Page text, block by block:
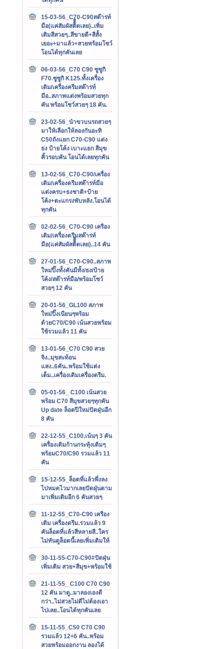
15-03-56_C70-C90สต๊ารท์
มือ(แค่สัมผัสติิิิดเลย)..เพิ่ม
เติมสีสวยๆ..สีขายดี+สีสั้ง
เยอะ+มาแล้ว+สวยพร้อมโชว์
โอนได้ทุกคันเลย
06-03-56_C70 C90 ซูซูกิ
F70.ซูซูกิ K125.ทั้งเครื่อง
เดิม/เครื่องครีมสต๊ารท์
มือ..สภาพแต่งพร้อมสวยทุก
คัน พร้อมโชว์สวยๆ 18 คัน.
23-02-56_นำขวบนรถสวยๆ
มาให้เลือกให้ลองกันอะทิ
C50ถังแยก C70-C90 แต่ง
ธง ป้ายโค้ง เบาะแยก สีมุข
คิ้วรอบคัน โอนได้เลยทุกคัน
13-02-56_C70-C90/เครื่อง
เดิม/เครื่องดรีมสต๊ารท์มือ
แต่งครบ+ธงชาติ+ป้าย
โค้ง+ตะแกรงพับหลัง.โอนได้
ทุกคัน
02-02-56_C70-C90 เครือง
เดิม/เครื่องดรีมสต๊ารท์
มือ(แค่สัมผัสติิิิดเลย)..14 คัน
27-01-56_C70-C90..สภาพ
ใหม่ปิ๊งทั้งคันมีทั้ง/ธง/ป้าย
โค้ง/สต๊ารท์มือ/พร้อมโชว์
สวยๆ 12 คัน
20-01-56_GL100 สภาพ
ใหม่ปิ๊งเนียนๆพร้อม
ด้วยC70/C90 เน้นสวยพร้อม
ใช้รวมแล้ว 11 คัน
13-01-56_C70 C90 สวย
จิง..มุขสะท้อน
แสง..6คัน..พร้อมใช้แต่ง
เต็ม..เครื่องเดิมเครื่องดรีม.
05-01-56_ C100 เน้นสวย
พร้อม C70 สีมุขสวยๆทุกคัน
Up date ล็อตปีใหม่ปัดฝุ่นอีก
8 คัน
22-12-55_C100.เน้นๆ 3 คัน
เครื่องเดิมก้านกระทุ้งเดิมๆ
พร้อมC70/C90 รวมแล้ว 11
คัน
15-12-55_ล็อตที่แล้วพึ่งลง
ไปหมดไวมากเลยปัดฝุ่นตาม
มาเพิ่มเติมอีก 6 คันสวยๆ
11-12-55_C70-C90 เครือง
เดิม เครื่องดรีม.รวมแล้ว 9
คันล็อตที่แล้วสีหลายสี..ใคร
ไม่ทันดูล็อตนี้เลยเพิ่มเติมให้
30-11-55-C70-C90#ปัดฝุ่น
เพิ่มเติม สวย+สีมุข+พร้อมใช้
21-11-55_ C100 C70 C90
12 คัน มาดู..มาลองเองดี
กว่า..ไม่สวยไม่ดีไม่ต้องเอา
ไปเลย..โอนได้ทุกคันเลย
15-11-55_C50 C70 C90
รวมแล้ว 12+6 คัน..พร้อม
สวยพร้อมออกงาน ลองได้